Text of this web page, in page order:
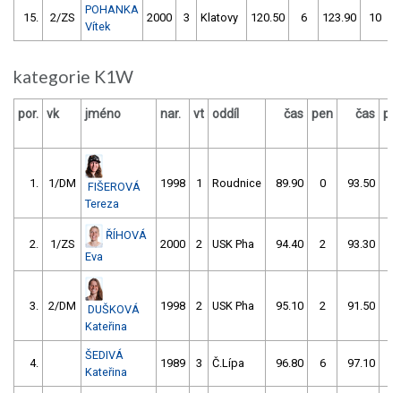
15. 2/ZS
POHANKA
Vítek
2000 3 Klatovy 120.50 6 123.90 10
kategorie K1W
por. vk jméno nar. vt oddíl čas pen čas
1. 1/DM
FIŠEROVÁ
Tereza
1998 1 Roudnice 89.90 0 93.50
2. 1/ZS
ŘÍHOVÁ
Eva
2000 2 USK Pha 94.40 2 93.30
3. 2/DM
DUŠKOVÁ
Kateřina
1998 2 USK Pha 95.10 2 91.50
4.
ŠEDIVÁ
Kateřina
1989 3 Č.Lípa 96.80 6 97.10